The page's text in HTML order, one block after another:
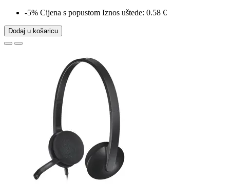
-5% Cijena s popustom Iznos uštede: 0.58 €
Dodaj u košaricu